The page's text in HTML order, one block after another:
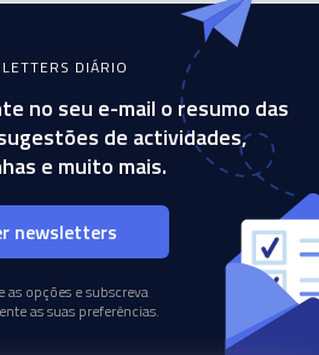
DIÁRIO
no seu e-mail o resumo das
de actividades,
e muito mais.
newsletters
as opções e subscreva
as suas preferências.